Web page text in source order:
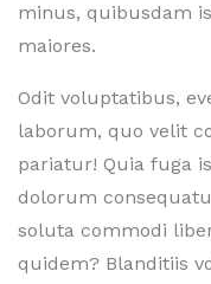
minus, quibusdam
maiores.
Odit voluptatibus,
laborum, quo velit
pariatur! Quia fuga
dolorum
soluta commodi
quidem? Blanditiis